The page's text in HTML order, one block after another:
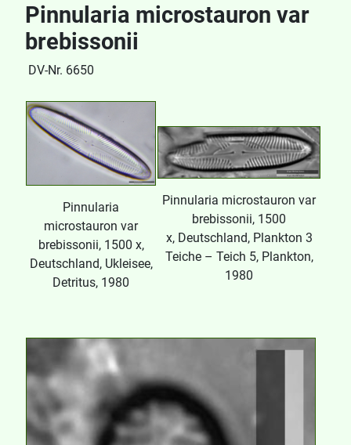
Pinnularia microstauron var
brebissonii
DV-Nr. 6650
Pinnularia
microstauron var
brebissonii, 1500 x,
Deutschland, Ukleisee,
Detritus, 1980
Pinnularia microstauron var
brebissonii, 1500
x, Deutschland, Plankton 3
Teiche – Teich 5, Plankton,
1980